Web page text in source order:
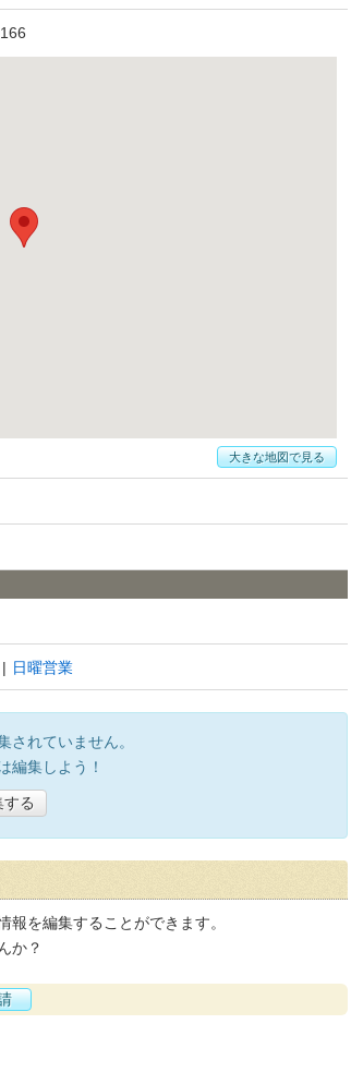
大きな地図で見る
日曜営業
されていません。
編集しよう！
する
を編集することができます。
か？